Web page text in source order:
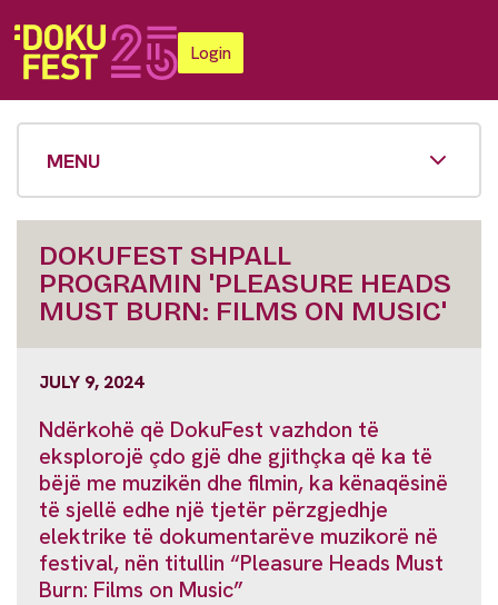
Login
MENU
DOKUFEST SHPALL
PROGRAMIN 'PLEASURE HEADS
MUST BURN: FILMS ON MUSIC'
JULY 9, 2024
Ndërkohë që DokuFest vazhdon të
eksplorojë çdo gjë dhe gjithçka që ka të
bëjë me muzikën dhe filmin, ka kënaqësinë
të sjellë edhe një tjetër përzgjedhje
elektrike të dokumentarëve muzikorë në
festival, nën titullin “Pleasure Heads Must
Burn: Films on Music”